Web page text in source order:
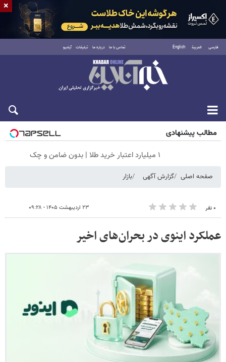
فارسی العربية English تماس با ما درباره ما تبلیغات آرشیو
شنبه ۱۷ مرداد ۱۴۰۵
مطالب پیشنهادی
۱ میلیارد اعتبار خرید طلا | بدون ضامن و چک
صفحه اصلی گزارش آگهی بازار
۰ نفر ۲۳ اردیبهشت ۱۴۰۵ - ۰۹:۲۸
عملکرد اینوی در بحران‌های اخیر
×